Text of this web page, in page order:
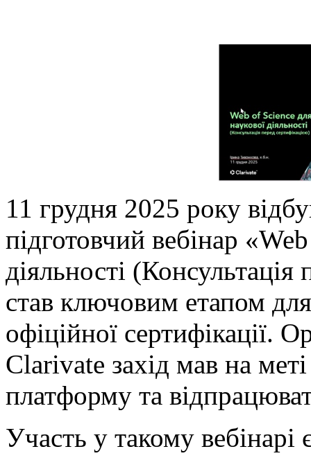
11 грудня 2025 року
підготовчий вебінар
діяльності
став ключовим етапом
офіційної сертифікації.
Clarivate захід мав на
платформу та
Участь у такому